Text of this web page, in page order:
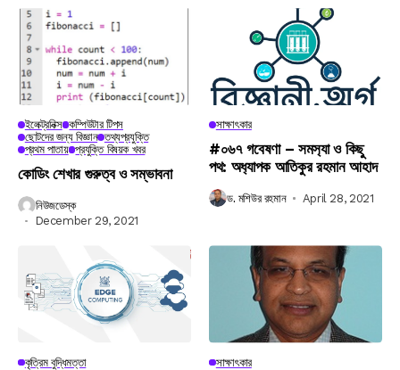
ইলেক্ট্রনিক্স কম্পিউটার টিপস
ছোটদের জন্য বিজ্ঞান তথ্যপ্রযুক্তি
প্রথম পাতায় প্রযুক্তি বিষয়ক খবর
কোডিং শেখার গুরুত্ব ও সম্ভাবনা
নিউজডেস্ক
December 29, 2021
সাক্ষাৎকার
#০৬৭ গবেষণা – সমস‍্যা ও কিছু
পথ: অধ‍্যাপক আতিকুর রহমান আহাদ
ড. মশিউর রহমান April 28, 2021
কৃত্রিম বুদ্ধিমত্তা সাক্ষাৎকার